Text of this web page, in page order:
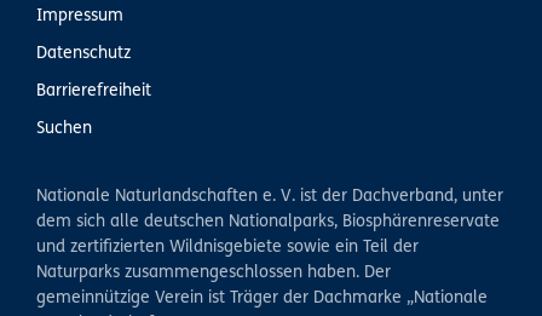
Impressum
Datenschutz
Barrierefreiheit
Suchen
Nationale Naturlandschaften e. V. ist der Dachverband, unter
dem sich alle deutschen Nationalparks, Biosphärenreservate
und zertifizierten Wildnisgebiete sowie ein Teil der
Naturparks zusammengeschlossen haben. Der
gemeinnützige Verein ist Träger der Dachmarke „Nationale